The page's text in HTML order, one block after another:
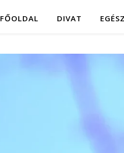
FŐOLDAL DIVAT